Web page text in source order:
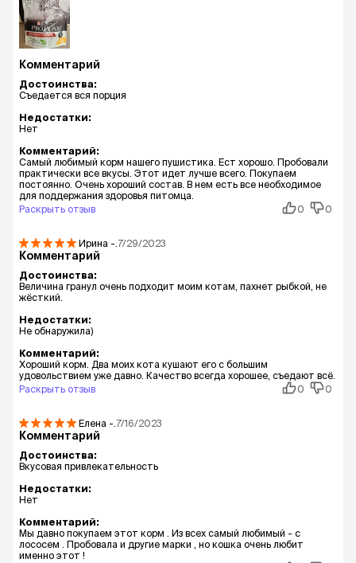
Комментарий
Достоинства:
Съедается вся порция
Недостатки:
Нет
Комментарий:
Самый любимый корм нашего пушистика. Ест хорошо. Пробовали
практически все вкусы. Этот идет лучше всего. Покупаем
постоянно. Очень хороший состав. В нем есть все необходимое
для поддержания здоровья питомца.
Раскрыть отзыв
0 0
Ирина -. 7/29/2023
Комментарий
Достоинства:
Величина гранул очень подходит моим котам, пахнет рыбкой, не
жёсткий.
Недостатки:
Не обнаружила)
Комментарий:
Хороший корм. Два моих кота кушают его с большим
удовольствием уже давно. Качество всегда хорошее, съедают всё.
Раскрыть отзыв
0 0
Елена -. 7/16/2023
Комментарий
Достоинства:
Вкусовая привлекательность
Недостатки:
Нет
Комментарий:
Мы давно покупаем этот корм . Из всех самый любимый - с
лососем . Пробовала и другие марки , но кошка очень любит
именно этот !